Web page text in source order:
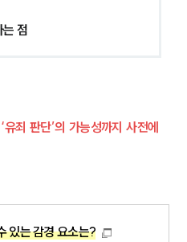
는 점
유죄 판단’의 가능성까지 사전에
있는 감경 요소는?